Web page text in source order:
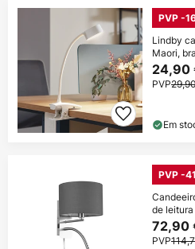
PVP -
Lindby
Maori,
24,90
PVP
Em
PVP -
de
72,90
PVP